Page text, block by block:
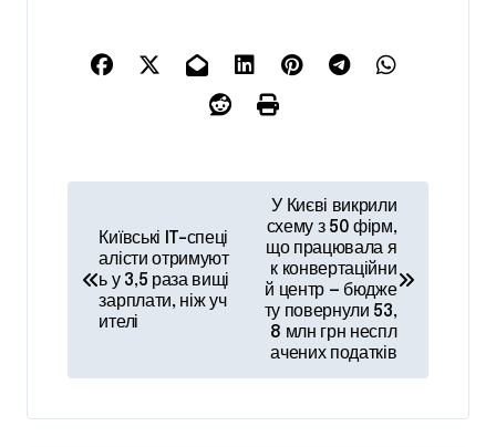
в
а
ц
Київські IT-спеці
алісти отримуют
ь у 3,5 раза вищі
зарплати, ніж уч
ителі
У Києві викрили
схему з 50 фірм,
що працювала я
к конвертаційни
й центр — бюдже
ту повернули 53,
8 млн грн неспл
ачених податків